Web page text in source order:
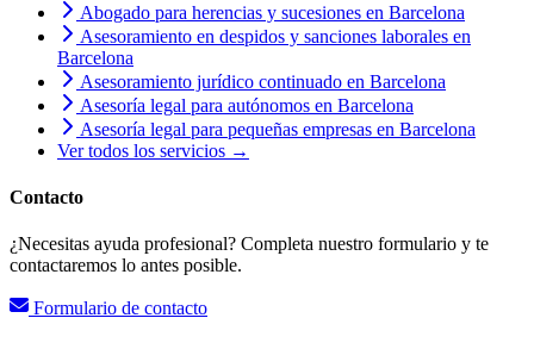
Abogado para herencias y sucesiones en Barcelona
Asesoramiento en despidos y sanciones laborales en
Barcelona
Asesoramiento jurídico continuado en Barcelona
Asesoría legal para autónomos en Barcelona
Asesoría legal para pequeñas empresas en Barcelona
Ver todos los servicios →
Contacto
¿Necesitas ayuda profesional? Completa nuestro formulario y te
contactaremos lo antes posible.
Formulario de contacto